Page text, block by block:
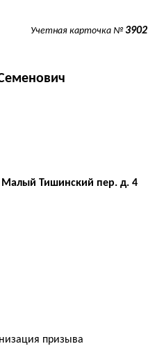
Учетная карточка №3902
Малый Тишинский пер. д. 4
призыва